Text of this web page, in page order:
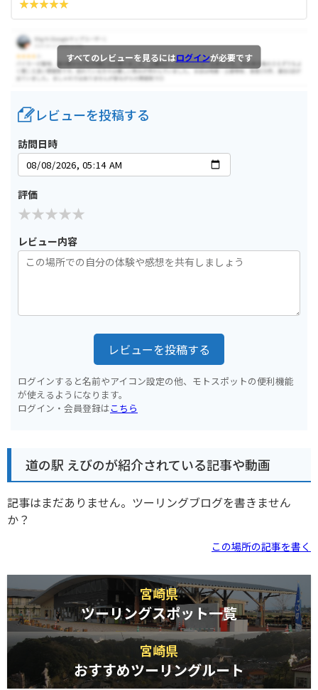
すべてのレビューを見るにはログインが必要です
レビューを投稿する
訪問日時
評価
レビュー内容
レビューを投稿する
ログインすると名前やアイコン設定の他、モトスポットの便利機能
が使えるようになります。
ログイン・会員登録はこちら
道の駅 えびのが紹介されている記事や動画
記事はまだありません。ツーリングブログを書きません
か？
この場所の記事を書く
宮崎県
ツーリングスポット一覧
宮崎県
おすすめツーリングルート